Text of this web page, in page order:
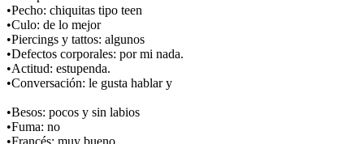
•Pecho: chiquitas tipo teen
•Culo: de lo mejor
•Piercings y tattos: algunos
•Defectos corporales: por mi nada.
•Actitud: estupenda.
•Conversación: le gusta hablar y
•Besos: pocos y sin labios
•Fuma: no
•Francés: muy bueno